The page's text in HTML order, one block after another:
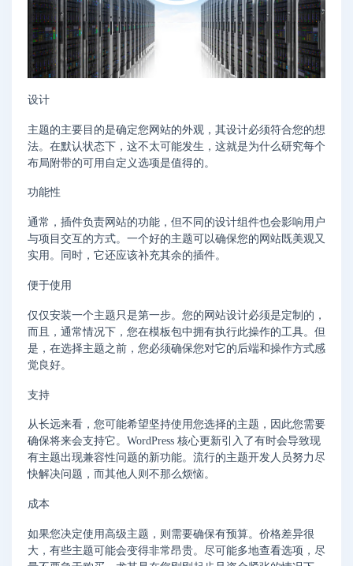
设计
主题的主要目的是确定您网站的外观，其设计必须符合您的想
法。在默认状态下，这不太可能发生，这就是为什么研究每个
布局附带的可用自定义选项是值得的。
功能性
通常，插件负责网站的功能，但不同的设计组件也会影响用户
与项目交互的方式。一个好的主题可以确保您的网站既美观又
实用。同时，它还应该补充其余的插件。
便于使用
仅仅安装一个主题只是第一步。您的网站设计必须是定制的，
而且，通常情况下，您在模板包中拥有执行此操作的工具。但
是，在选择主题之前，您必须确保您对它的后端和操作方式感
觉良好。
支持
从长远来看，您可能希望坚持使用您选择的主题，因此您需要
确保将来会支持它。WordPress 核心更新引入了有时会导致现
有主题出现兼容性问题的新功能。流行的主题开发人员努力尽
快解决问题，而其他人则不那么烦恼。
成本
如果您决定使用高级主题，则需要确保有预算。价格差异很
大，有些主题可能会变得非常昂贵。尽可能多地查看选项，尽